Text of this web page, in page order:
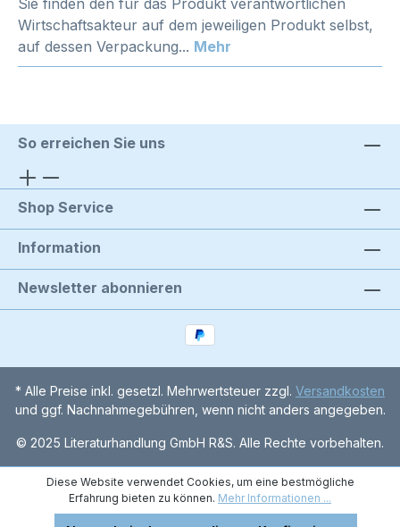
Sie finden den für das Produkt verantwortlichen
Wirtschaftsakteur auf dem jeweiligen Produkt selbst,
auf dessen Verpackung... Mehr
So erreichen Sie uns
Shop Service
Information
Newsletter abonnieren
* Alle Preise inkl. gesetzl. Mehrwertsteuer zzgl. Versandkosten
und ggf. Nachnahmegebühren, wenn nicht anders angegeben.
© 2025 Literaturhandlung GmbH R&S. Alle Rechte vorbehalten.
Diese Website verwendet Cookies, um eine bestmögliche
Erfahrung bieten zu können. Mehr Informationen ...